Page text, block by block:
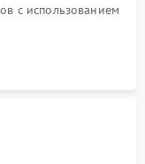
с использованием
микросхемы
USB